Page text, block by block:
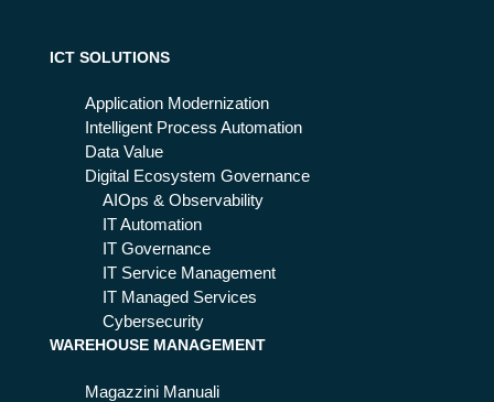
ICT SOLUTIONS
Application Modernization
Intelligent Process Automation
Data Value
Digital Ecosystem Governance
AIOps & Observability
IT Automation
IT Governance
IT Service Management
IT Managed Services
Cybersecurity
WAREHOUSE MANAGEMENT
Magazzini Manuali